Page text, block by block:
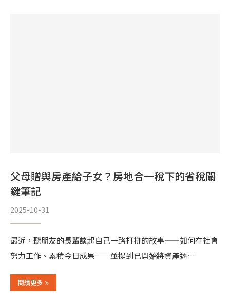
父母贈與房產給子女？房地合一稅下的省稅關
鍵筆記
2025-10-31
最近，聽朋友的長輩談起自己一路打拼的故事——如何在社會
努力工作、累積今日成果——並提到已開始將資產逐…
閱讀更多